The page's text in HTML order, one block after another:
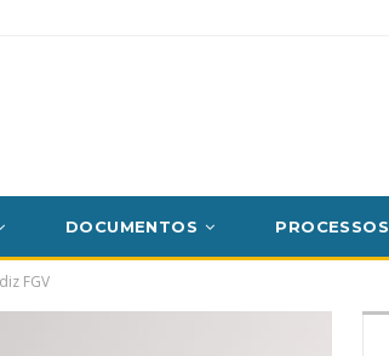
DOCUMENTOS PROCESSOS
FGV